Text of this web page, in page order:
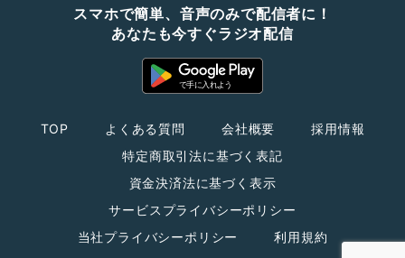
スマホで簡単、音声のみで配信者に！
あなたも今すぐラジオ配信
TOP よくある質問 会社概要
採用情報
特定商取引法に基づく表記
資金決済法に基づく表示
サービスプライバシーポリシー
当社プライバシーポリシー
利用規約